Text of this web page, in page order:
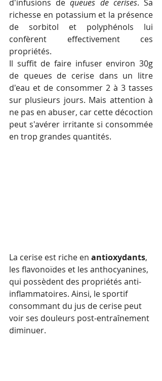
d'infusions de queues de cerises. Sa
richesse en potassium et la présence
de sorbitol et polyphénols lui
confèrent effectivement ces
propriétés.
Il suffit de faire infuser environ 30g
de queues de cerise dans un litre
d'eau et de consommer 2 à 3 tasses
sur plusieurs jours. Mais attention à
ne pas en abuser, car cette décoction
peut s'avérer irritante si consommée
en trop grandes quantités.
La cerise est riche en antioxydants,
les flavonoïdes et les anthocyanines,
qui possèdent des propriétés anti-
inflammatoires. Ainsi, le sportif
consommant du jus de cerise peut
voir ses douleurs post-entraînement
diminuer.